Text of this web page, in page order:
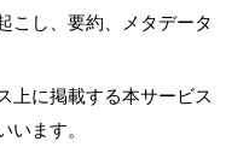
こし、要約、メタデータ
上に掲載する本サービス
います。